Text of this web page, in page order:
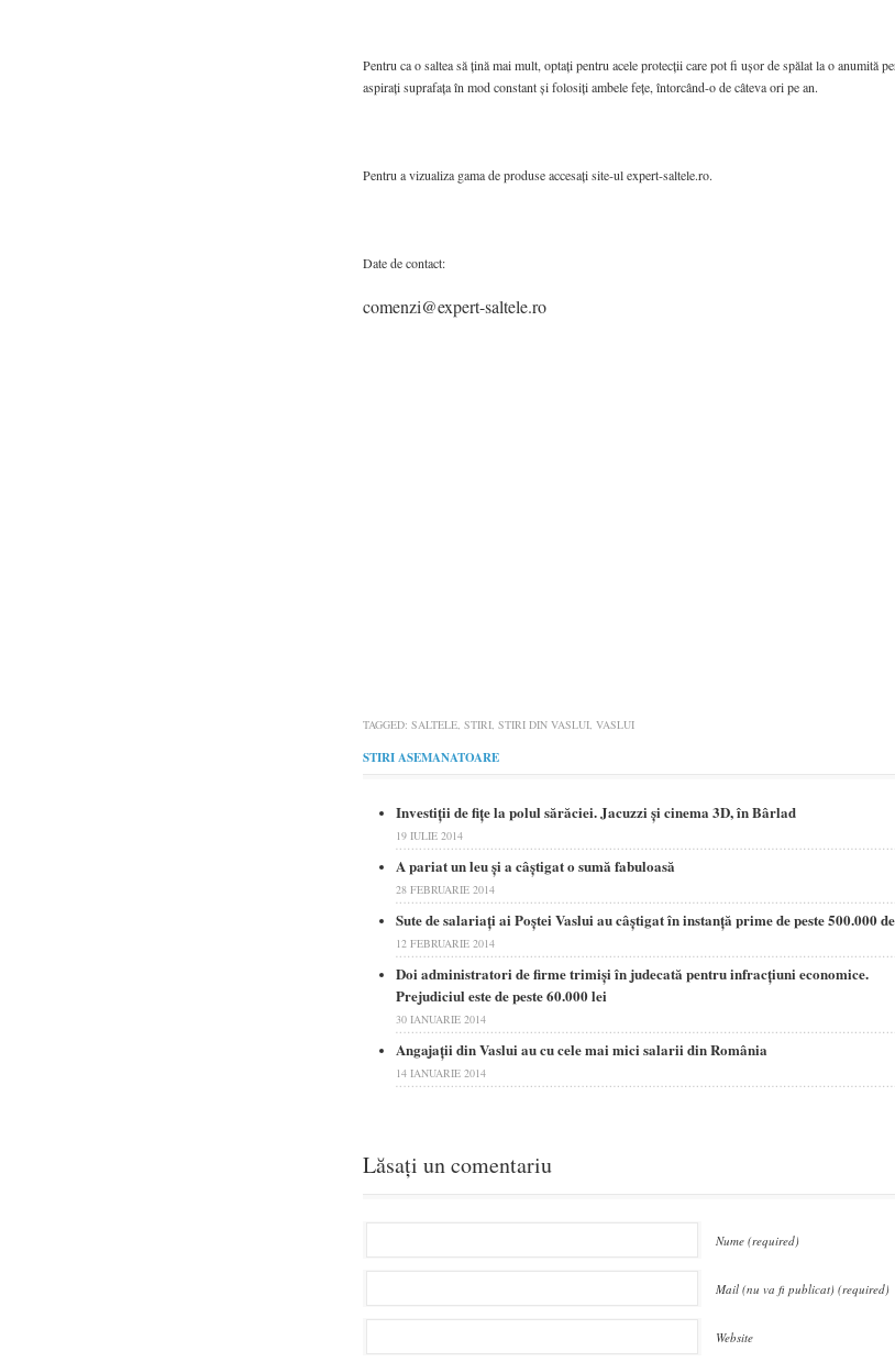
Pentru ca o saltea să țină mai mult, optați pentru acele protecții care pot fi ușor de spălat la o anumită
aspirați suprafața în mod constant și folosiți ambele fețe, întorcând-o de câteva ori pe an.
Pentru a vizualiza gama de produse accesați site-ul expert-saltele.ro.
Date de contact:
comenzi@expert-saltele.ro
TAGGED: SALTELE, STIRI, STIRI DIN VASLUI, VASLUI
STIRI ASEMANATOARE
Investiţii de fiţe la polul sărăciei. Jacuzzi şi cinema 3D, în Bârlad
19 IULIE 2014
A pariat un leu şi a câştigat o sumă fabuloasă
28 FEBRUARIE 2014
Sute de salariaţi ai Poştei Vaslui au câştigat în instanţă prime de peste 500.000
12 FEBRUARIE 2014
Doi administratori de firme trimişi în judecată pentru infracţiuni economice.
Prejudiciul este de peste 60.000 lei
30 IANUARIE 2014
Angajaţii din Vaslui au cu cele mai mici salarii din România
14 IANUARIE 2014
Lăsați un comentariu
Nume (required)
Mail (nu va fi publicat) (required)
Website